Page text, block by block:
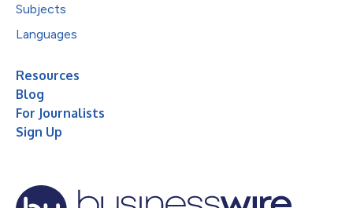
Subjects
Languages
Resources
Blog
For Journalists
Sign Up